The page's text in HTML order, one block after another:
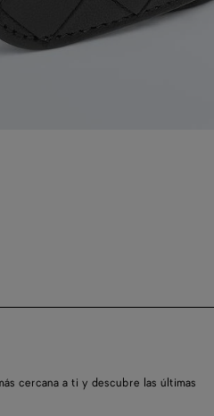
cercana a ti y descubre las últimas